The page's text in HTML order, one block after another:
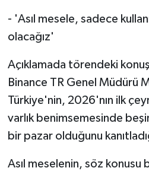
- 'Asıl mesele, sadece
olacağız'
Açıklamada törendeki
Binance TR Genel Müdürü
Türkiye'nin, 2026'nın ilk
varlık benimsemesinde
bir pazar olduğunu
Asıl meselenin, söz